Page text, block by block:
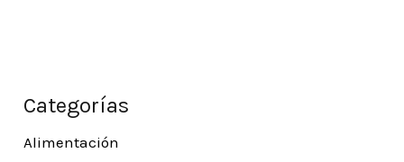
Categorías
Alimentación